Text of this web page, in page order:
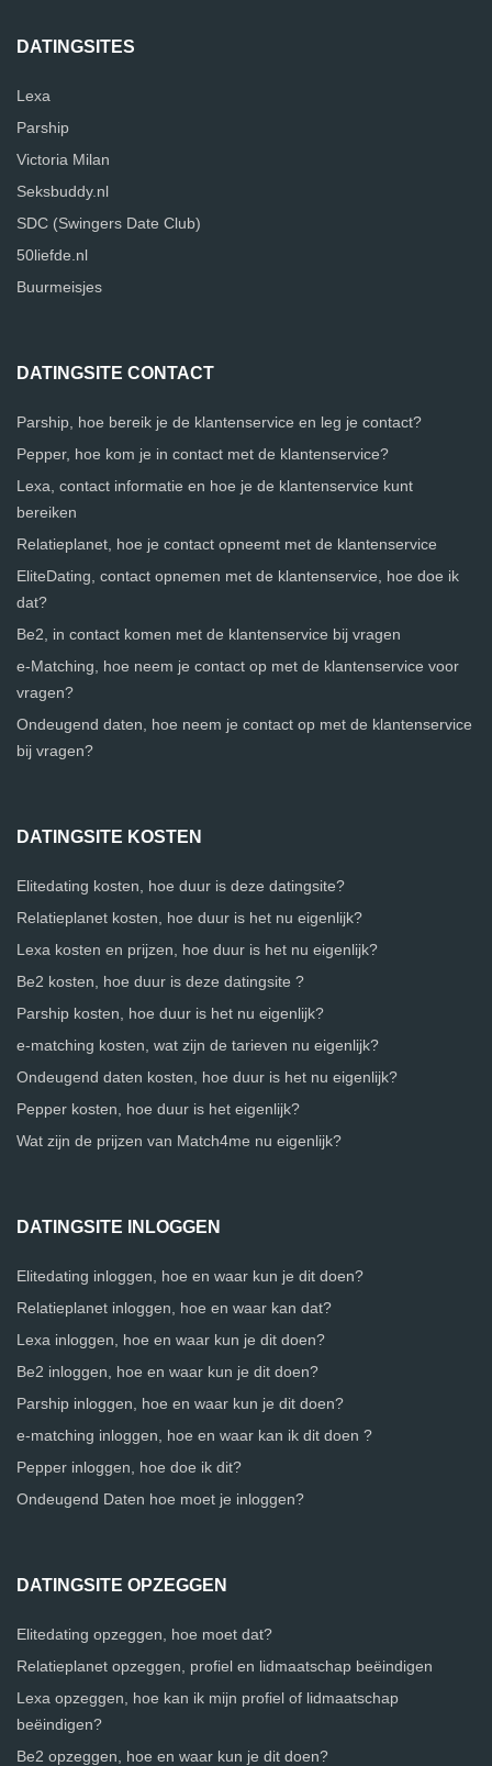
DATINGSITES
Lexa
Parship
Victoria Milan
Seksbuddy.nl
SDC (Swingers Date Club)
50liefde.nl
Buurmeisjes
DATINGSITE CONTACT
Parship, hoe bereik je de klantenservice en leg je contact?
Pepper, hoe kom je in contact met de klantenservice?
Lexa, contact informatie en hoe je de klantenservice kunt
bereiken
Relatieplanet, hoe je contact opneemt met de klantenservice
EliteDating, contact opnemen met de klantenservice, hoe doe ik
dat?
Be2, in contact komen met de klantenservice bij vragen
e-Matching, hoe neem je contact op met de klantenservice voor
vragen?
Ondeugend daten, hoe neem je contact op met de klantenservice
bij vragen?
DATINGSITE KOSTEN
Elitedating kosten, hoe duur is deze datingsite?
Relatieplanet kosten, hoe duur is het nu eigenlijk?
Lexa kosten en prijzen, hoe duur is het nu eigenlijk?
Be2 kosten, hoe duur is deze datingsite ?
Parship kosten, hoe duur is het nu eigenlijk?
e-matching kosten, wat zijn de tarieven nu eigenlijk?
Ondeugend daten kosten, hoe duur is het nu eigenlijk?
Pepper kosten, hoe duur is het eigenlijk?
Wat zijn de prijzen van Match4me nu eigenlijk?
DATINGSITE INLOGGEN
Elitedating inloggen, hoe en waar kun je dit doen?
Relatieplanet inloggen, hoe en waar kan dat?
Lexa inloggen, hoe en waar kun je dit doen?
Be2 inloggen, hoe en waar kun je dit doen?
Parship inloggen, hoe en waar kun je dit doen?
e-matching inloggen, hoe en waar kan ik dit doen ?
Pepper inloggen, hoe doe ik dit?
Ondeugend Daten hoe moet je inloggen?
DATINGSITE OPZEGGEN
Elitedating opzeggen, hoe moet dat?
Relatieplanet opzeggen, profiel en lidmaatschap beëindigen
Lexa opzeggen, hoe kan ik mijn profiel of lidmaatschap
beëindigen?
Be2 opzeggen, hoe en waar kun je dit doen?